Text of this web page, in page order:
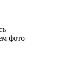
фото